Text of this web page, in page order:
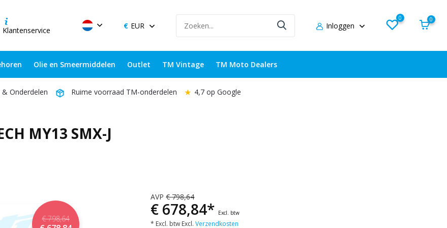
Klantenservice EUR Inloggen
0 0
Olie en Smeermiddelen Outlet TM Vintage TM Moto Dealers
Onderdelen Ruime voorraad TM-onderdelen ★ 4,7 op Google
MY13 SMX-J
€ 798,64
AVP€ 798,64
€ 678,84* Excl. btw
* Excl. btw Excl.Verzendkosten